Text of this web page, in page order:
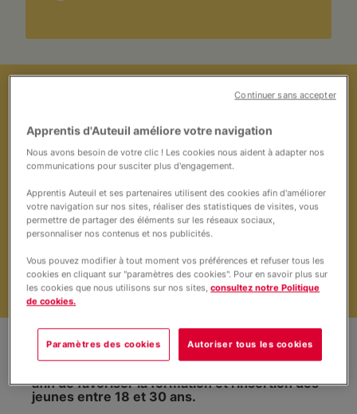
Ici, chaque repas a du goût… et du sens. En
découvrez une cuisine savoureuse et généreuse,
motivés à construire leur avenir professionnel.
Encadrés par des chefs et des maîtres d’hôtel
métier en situation réelle, au contact des clients. En
venant déjeuner chez nous, vous soutenez leur
parcours d’insertion et contribuez à une restauration
solidaire, engagée et authentique. Soyez les
Fourvière et à Lyon Confluence !Mangez solidaire,
partagez plus qu’un repas.
Les restaurants-écoles La Salle à Manger ont
afin de favoriser la formation et l'insertion des
jeunes entre 18 et 30 ans.
Apprentis d'Auteuil améliore votre navigation
Nous avons besoin de votre clic ! Les cookies nous aident à adapter nos
communications pour susciter plus d'engagement.
Apprentis Auteuil et ses partenaires utilisent des cookies afin d'améliorer
votre navigation sur nos sites, réaliser des statistiques de visites, vous
permettre de partager des éléments sur les réseaux sociaux,
personnaliser nos contenus et nos publicités.
Vous pouvez modifier à tout moment vos préférences et refuser tous les
cookies en cliquant sur "paramètres des cookies". Pour en savoir plus sur
les cookies que nous utilisons sur nos sites,consultez notre Politique
de cookies.
Paramètres des cookies Autoriser tous les cookies
Continuer sans accepter